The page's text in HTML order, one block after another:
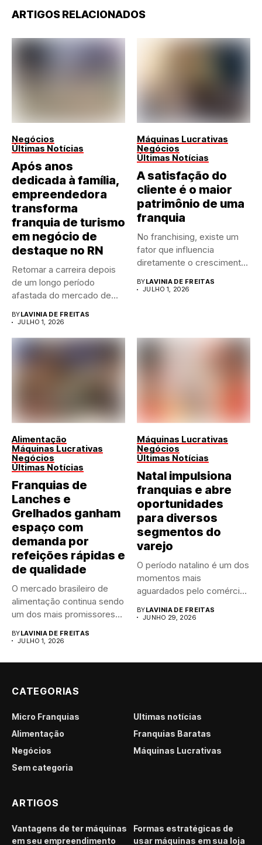
ARTIGOS RELACIONADOS
Negócios
Últimas Notícias
Após anos
dedicada à família,
empreendedora
transforma
franquia de turismo
em negócio de
destaque no RN
Retomar a carreira depois
de um longo período
afastada do mercado de...
BYLAVINIA DE FREITAS
JULHO 1, 2026
Máquinas Lucrativas
Negócios
Últimas Notícias
A satisfação do
cliente é o maior
patrimônio de uma
franquia
No franchising, existe um
fator que influencia
diretamente o crescimento
BYLAVINIA DE FREITAS
JULHO 1, 2026
Alimentação
Máquinas Lucrativas
Negócios
Últimas Notícias
Franquias de
Lanches e
Grelhados ganham
espaço com
demanda por
refeições rápidas e
de qualidade
O mercado brasileiro de
alimentação continua sendo
um dos mais promissores
BYLAVINIA DE FREITAS
JULHO 1, 2026
Máquinas Lucrativas
Negócios
Últimas Notícias
Natal impulsiona
franquias e abre
oportunidades
para diversos
segmentos do
varejo
O período natalino é um dos
momentos mais
aguardados pelo comércio
BYLAVINIA DE FREITAS
JUNHO 29, 2026
CATEGORIAS
Micro Franquias
Últimas notícias
Alimentação
Franquias Baratas
Negócios
Máquinas Lucrativas
Sem categoria
ARTIGOS
Vantagens de ter máquinas
em seu empreendimento
Formas estratégicas de
usar máquinas em sua loja